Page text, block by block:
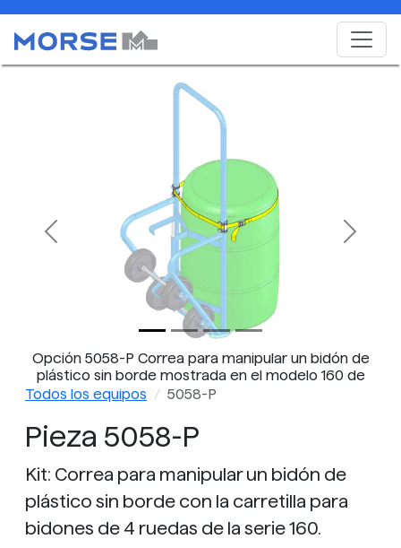
Opción 5058-P Correa para manipular un bidón de
plástico sin borde mostrada en el modelo 160 de
carretilla para bidones
Previous Next
Todos los equipos 5058-P
Pieza 5058-P
Kit: Correa para manipular un bidón de
plástico sin borde con la carretilla para
bidones de 4 ruedas de la serie 160.